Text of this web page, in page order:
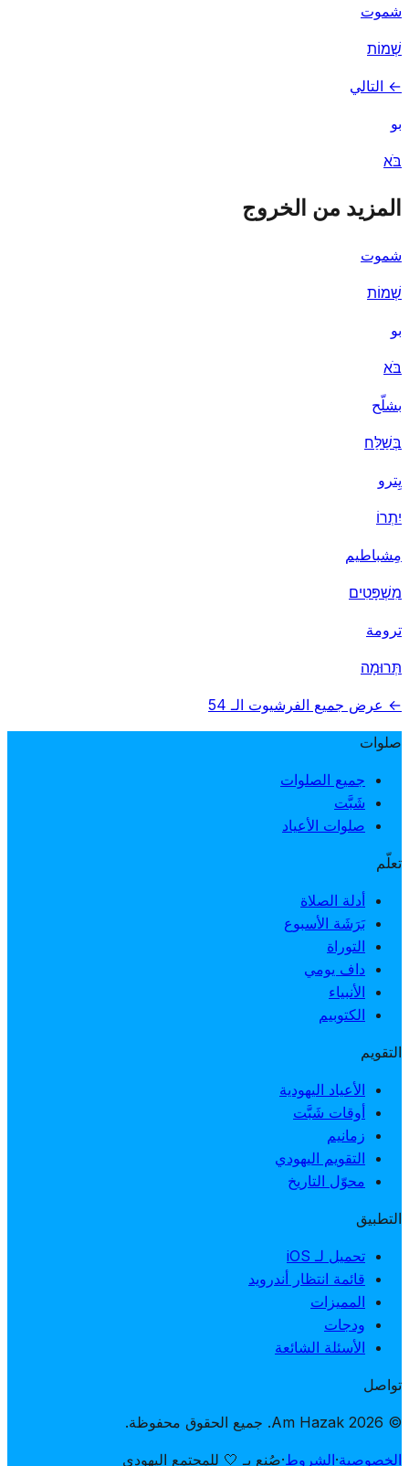
شموت
שְׁמוֹת
← التالي
بو
בֹּא
المزيد من الخروج
شموت
שְׁמוֹת
بو
בֹּא
بشلّح
בְּשַׁלַּח
يِترو
יִתְרוֹ
مِشباطيم
מִשְׁפָּטִים
ترومة
תְּרוּמָה
← عرض جميع الفرشيوت الـ 54
صلوات
جميع الصلوات
شَبَّت
صلوات الأعياد
تعلّم
أدلة الصلاة
بَرَشَة الأسبوع
التوراة
داف يومي
الأنبياء
الكتوبيم
التقويم
الأعياد اليهودية
أوقات شَبَّت
زمانيم
التقويم اليهودي
محوّل التاريخ
التطبيق
تحميل لـ iOS
قائمة انتظار أندرويد
المميزات
ودجات
الأسئلة الشائعة
تواصل
© 2026 Am Hazak. جميع الحقوق محفوظة.
الخصوصية·الشروط·صُنع بـ 🤍 للمجتمع اليهودي